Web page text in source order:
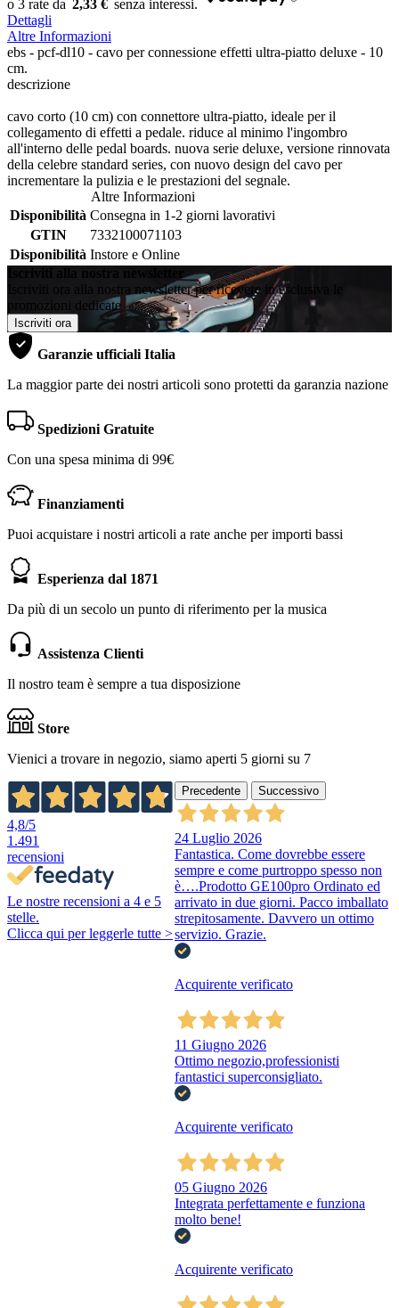
2,33 €
Dettagli
Altre Informazioni
ebs - pcf-dl10 - cavo per connessione effetti ultra-piatto deluxe - 10
cm.
descrizione
cavo corto (10 cm) con connettore ultra-piatto, ideale per il
collegamento di effetti a pedale. riduce al minimo l'ingombro
all'interno delle pedal boards. nuova serie deluxe, versione rinnovata
della celebre standard series, con nuovo design del cavo per
incrementare la pulizia e le prestazioni del segnale.
Altre Informazioni
Disponibilità Consegna in 1-2 giorni lavorativi
GTIN
7332100071103
Disponibilità Instore e Online
Iscriviti alla nostra newsletter
Iscriviti ora alla nostra newsletter per ricevere in esclusiva le
promozioni dedicate
Iscriviti ora
Garanzie ufficiali Italia
La maggior parte dei nostri articoli sono protetti da garanzia nazione
Spedizioni Gratuite
Con una spesa minima di 99€
Finanziamenti
Puoi acquistare i nostri articoli a rate anche per importi bassi
Esperienza dal 1871
Da più di un secolo un punto di riferimento per la musica
Assistenza Clienti
Il nostro team è sempre a tua disposizione
Store
Vienici a trovare in negozio, siamo aperti 5 giorni su 7
4,8/5
1.491
recensioni
Le nostre recensioni a 4 e 5
stelle.
Clicca qui per leggerle tutte >
Precedente Successivo
24 Luglio 2026
Fantastica. Come dovrebbe essere
sempre e come purtroppo spesso non
è….Prodotto GE100pro Ordinato ed
arrivato in due giorni. Pacco imballato
strepitosamente. Davvero un ottimo
servizio. Grazie.
Acquirente verificato
11 Giugno 2026
Ottimo negozio,professionisti
fantastici superconsigliato.
Acquirente verificato
05 Giugno 2026
Integrata perfettamente e funziona
molto bene!
Acquirente verificato